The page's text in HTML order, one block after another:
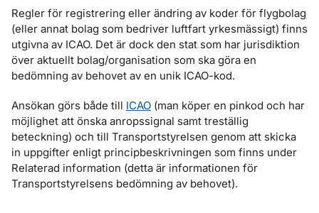
Regler för registrering eller ändring av koder för flygbolag
(eller annat bolag som bedriver luftfart yrkesmässigt) finns
utgivna av ICAO. Det är dock den stat som har jurisdiktion
över aktuellt bolag/organisation som ska göra en
bedömning av behovet av en unik ICAO-kod.
Ansökan görs både till ICAO (man köper en pinkod och har
möjlighet att önska anropssignal samt treställig
beteckning) och till Transportstyrelsen genom att skicka
in uppgifter enligt principbeskrivningen som finns under
Relaterad information (detta är informationen för
Transportstyrelsens bedömning av behovet).